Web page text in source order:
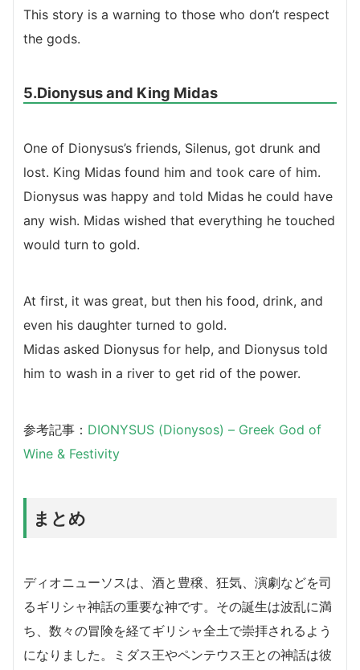
This story is a warning to those who don’t respect
the gods.
5.Dionysus and King Midas
One of Dionysus’s friends, Silenus, got drunk and
lost. King Midas found him and took care of him.
Dionysus was happy and told Midas he could have
any wish. Midas wished that everything he touched
would turn to gold.
At first, it was great, but then his food, drink, and
even his daughter turned to gold.
Midas asked Dionysus for help, and Dionysus told
him to wash in a river to get rid of the power.
参考記事： DIONYSUS (Dionysos) – Greek God of
Wine & Festivity
まとめ
ディオニューソスは、酒と豊穣、狂気、演劇などを司
るギリシャ神話の重要な神です。その誕生は波乱に満
ち、数々の冒険を経てギリシャ全土で崇拝されるよう
になりました。ミダス王やペンテウス王との神話は彼